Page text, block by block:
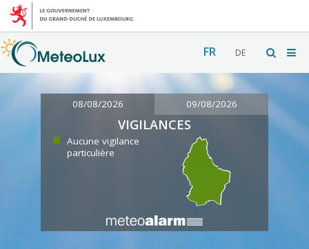
FR DE
08/08/2026 09/08/2026
VIGILANCES
Aucune vigilance
particulière